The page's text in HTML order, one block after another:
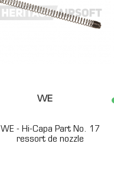
WE
WE - Hi-Capa Part No. 17
ressort de nozzle